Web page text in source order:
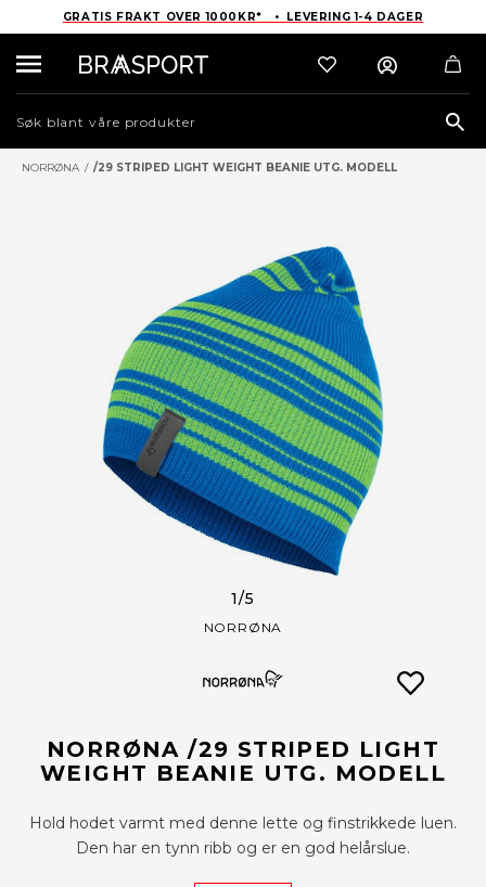
GRATIS FRAKT OVER 1000KR* • LEVERING 1-4 DAGER
NORRØNA / /29 STRIPED LIGHT WEIGHT BEANIE UTG. MODELL
1/5
NORRØNA
NORRØNA /29 STRIPED LIGHT
WEIGHT BEANIE UTG. MODELL
Hold hodet varmt med denne lette og finstrikkede luen.
Den har en tynn ribb og er en god helårslue.